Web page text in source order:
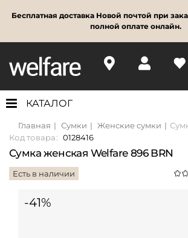
Бесплатная доставка Новой почтой при
полной оплате онлайн.
КАТАЛОГ
Главная Сумки Женские сумки
Код товара: 0128416
Сумка женская Welfare 896 BRN
Есть в наличии
-41%